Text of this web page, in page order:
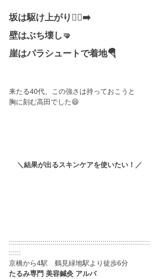
坂は駆け上がり🏃‍♀️‍➡️
壁はぶち壊し🤜
崖はパラシュートで着地🪂
来たる40代、この強さは持っておこうと
胸に刻む高田でした😆
＼結果が出るスキンケアを使いたい！／
:::::::::::::::::::::::::::::::::::::::::::::::::::::::::::::::::::::::
::::::
京橋から4駅　鶴見緑地駅より徒歩6分
たるみ専門 美容鍼灸 アルバ